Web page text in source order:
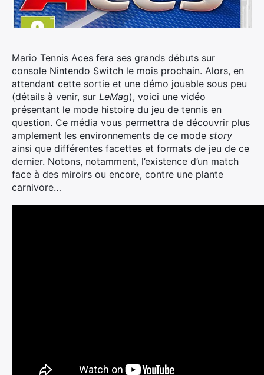
Mario Tennis Aces fera ses grands débuts sur
console Nintendo Switch le mois prochain. Alors, en
attendant cette sortie et une démo jouable sous peu
(détails à venir, sur LeMag), voici une vidéo
présentant le mode histoire du jeu de tennis en
question. Ce média vous permettra de découvrir plus
amplement les environnements de ce mode story
ainsi que différentes facettes et formats de jeu de ce
dernier. Notons, notamment, l’existence d’un match
face à des miroirs ou encore, contre une plante
carnivore…